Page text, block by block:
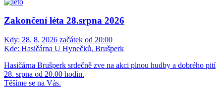
Zakončení léta 28.srpna 2026
Kdy: 28. 8. 2026 začátek od 20:00
Kde: Hasičárna U Hynečků, Brušperk
Hasičárna Brušperk srdečně zve na akci plnou hudby a dobrého pití
28. srpna od 20.00 hodin.
Těšíme se na Vás.